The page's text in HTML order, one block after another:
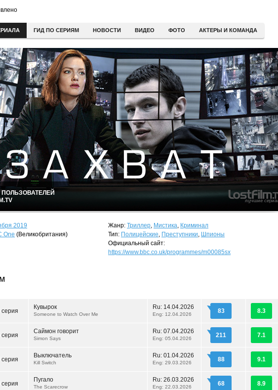
ГИД ПО СЕРИЯМ НОВОСТИ ВИДЕО ФОТО АКТЕРЫ И КОМАНДА
2019
One (Великобритания)
Жанр: Триллер, Мистика, Криминал
Тип: Полицейские, Преступники, Шпионы
Официальный сайт:
https://www.bbc.co.uk/programmes/m00085sx
серия
Кувырок
Someone to Watch Over Me
Ru: 14.04.2026
Eng: 12.04.2026 83 8.3
серия
Саймон говорит
Simon Says
Ru: 07.04.2026
Eng: 05.04.2026 211 7.1
серия
Выключатель
Kill Switch
Ru: 01.04.2026
Eng: 29.03.2026 88 9.1
серия
Пугало
The Scarecrow
Ru: 26.03.2026
Eng: 22.03.2026 68 8.9